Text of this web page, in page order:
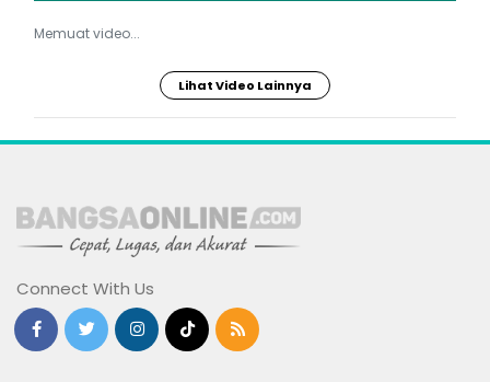
Memuat video...
Lihat Video Lainnya
Connect With Us